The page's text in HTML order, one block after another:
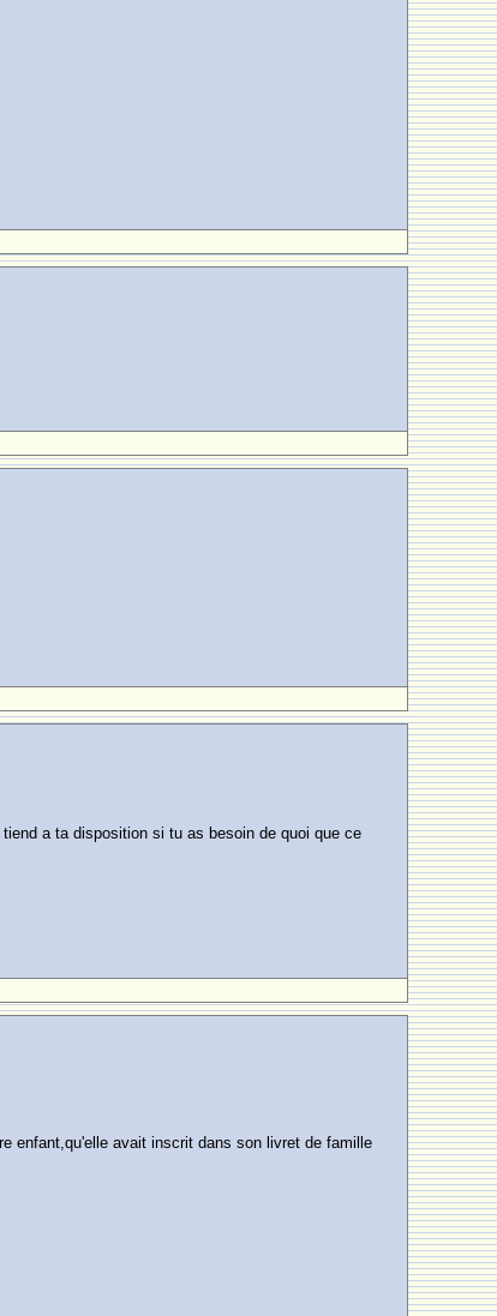
a ta disposition si tu as besoin de quoi que ce
enfant,qu'elle avait inscrit dans son livret de famille